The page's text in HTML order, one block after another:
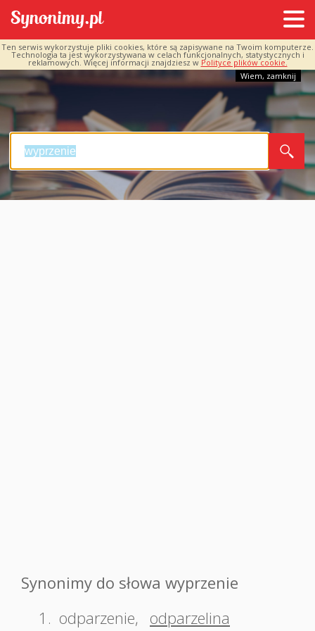
Ten serwis wykorzystuje pliki cookies, które są zapisywane na Twoim komputerze.
Technologia ta jest wykorzystywana w celach funkcjonalnych, statystycznych i
reklamowych. Więcej informacji znajdziesz w Polityce plików cookie.
Wiem, zamknij
Synonimy do słowa wyprzenie
1. odparzenie, odparzelina